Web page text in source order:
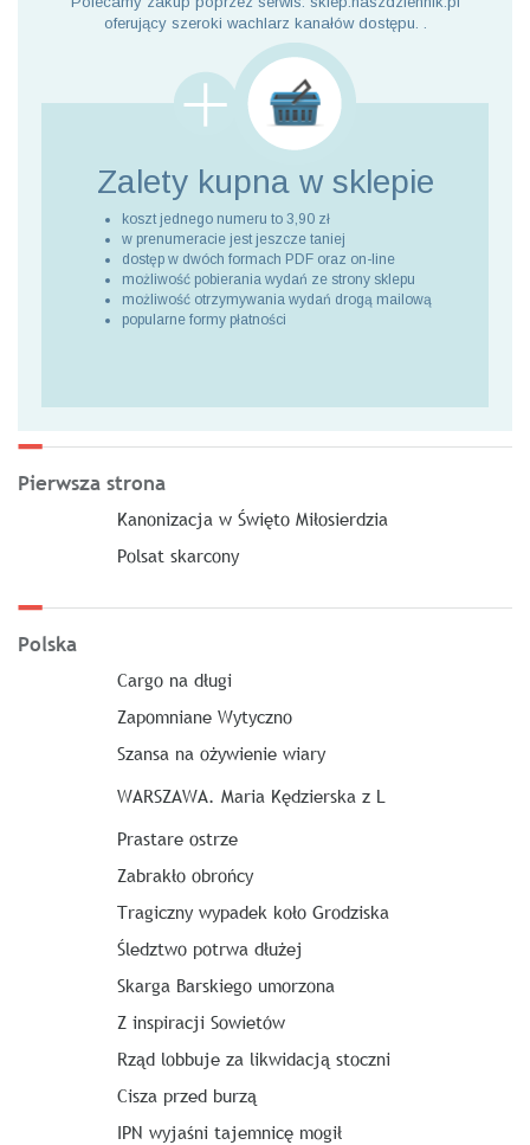
oferujący szeroki wachlarz kanałów dostępu. .
Zalety kupna w sklepie
koszt jednego numeru to 3,90 zł
w prenumeracie jest jeszcze taniej
dostęp w dwóch formach PDF oraz on-line
możliwość pobierania wydań ze strony sklepu
możliwość otrzymywania wydań drogą mailową
popularne formy płatności
Pierwsza strona
Kanonizacja w Święto Miłosierdzia
Polsat skarcony
Polska
Cargo na długi
Zapomniane Wytyczno
Szansa na ożywienie wiary
WARSZAWA. Maria Kędzierska z L
Prastare ostrze
Zabrakło obrońcy
Tragiczny wypadek koło Grodziska
Śledztwo potrwa dłużej
Skarga Barskiego umorzona
Z inspiracji Sowietów
Rząd lobbuje za likwidacją stoczni
Cisza przed burzą
IPN wyjaśni tajemnicę mogił